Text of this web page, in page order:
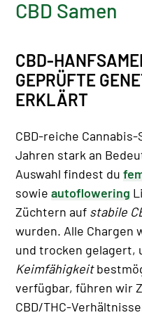
CBD Samen
CBD-
GEPRÜFTE
ERKLÄRT
CBD-reiche
Jahren stark an
Auswahl findest du
sowie autoflowering
Züchtern auf stabile
wurden. Alle Chargen
und trocken gelagert,
Keimfähigkeit
verfügbar, führen wir
CBD/THC-